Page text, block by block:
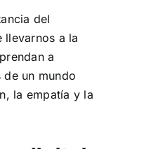
del
llevarnos a la
a
un mundo
la empatía y la